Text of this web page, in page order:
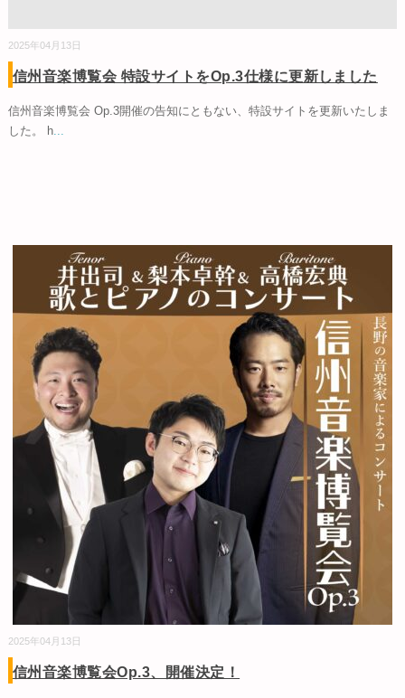
2025年04月13日
信州音楽博覧会 特設サイトをOp.3仕様に更新しました
信州音楽博覧会 Op.3開催の告知にともない、特設サイトを更新いたしま
した。 h...
2025年04月13日
信州音楽博覧会Op.3、開催決定！